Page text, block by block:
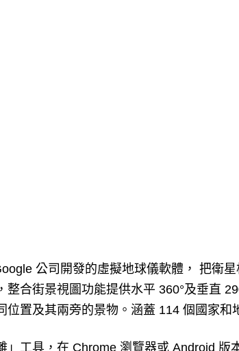
公司開發的虛擬地球儀軟體， 把衛
整合街景視圖功能提供水平 360°及垂直
位置及其兩旁的景物。涵蓋 114 個國家和
」工具，在 Chrome 瀏覽器或 Android 版